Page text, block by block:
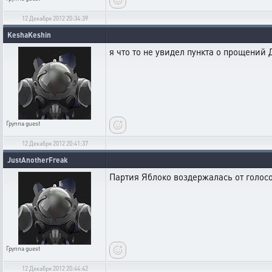
12 Декабря 2012 20:34:39
KeshaKeshin
Группаguest
я что то не увидел пункта о
12 Декабря 2012 20:41:37
JustAnotherFreak
Группаguest
Партия Яблоко воздержалась от
12 Декабря 2012 20:44:42